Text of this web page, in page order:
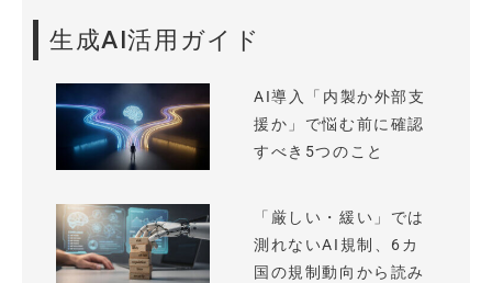
生成AI活用ガイド
AI導入「内製か外部支
援か」で悩む前に確認
すべき5つのこと
「厳しい・緩い」では
測れないAI規制、6カ
国の規制動向から読み